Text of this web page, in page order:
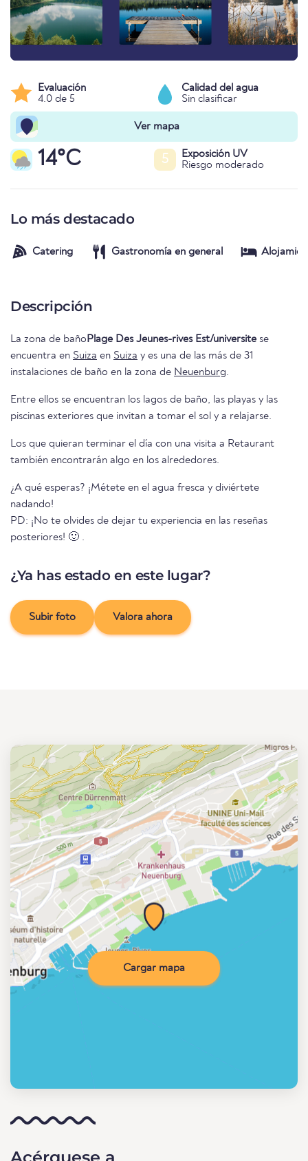
Evaluación
4.0 de 5
Calidad del agua
Sin clasificar
Ver mapa
14°C 5
Exposición UV
Riesgo moderado
Lo más destacado
Catering Gastronomía en general
Descripción
La zona de bañoPlage Des Jeunes-rives Est/universite se
encuentra en Suiza en Suiza y es una de las más de 31
instalaciones de baño en la zona de Neuenburg.
Entre ellos se encuentran los lagos de baño, las playas y las
piscinas exteriores que invitan a tomar el sol y a relajarse.
Los que quieran terminar el día con una visita a Retaurant
también encontrarán algo en los alrededores.
¿A qué esperas? ¡Métete en el agua fresca y diviértete
nadando!
PD: ¡No te olvides de dejar tu experiencia en las reseñas
posteriores! 🙂 .
¿Ya has estado en este lugar?
Subir foto Valora ahora
Cargar mapa